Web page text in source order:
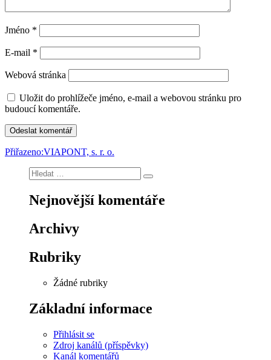
Jméno *
E-mail *
Webová stránka
Uložit do prohlížeče jméno, e-mail a webovou stránku pro
budoucí komentáře.
Navigace
Přiřazeno:VIAPONT, s. r. o.
Hledat:
Hledání
Nejnovější komentáře
Archivy
Rubriky
Žádné rubriky
Základní informace
Přihlásit se
Zdroj kanálů (příspěvky)
Kanál komentářů